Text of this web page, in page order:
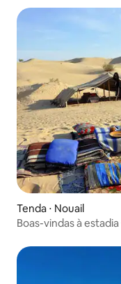
Tenda ⋅ Nouail